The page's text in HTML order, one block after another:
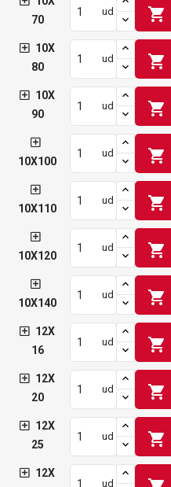
70
ud shopping_cart
10X
80
ud shopping_cart
10X
90
ud shopping_cart
10X100
ud shopping_cart
10X110
ud shopping_cart
10X120
ud shopping_cart
10X140
ud shopping_cart
12X
16
ud shopping_cart
12X
20
ud shopping_cart
12X
25
ud shopping_cart
12X
ud